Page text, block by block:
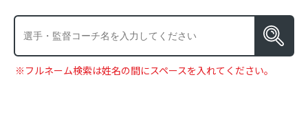
※フルネーム検索は姓名の間にスペースを入れてください。